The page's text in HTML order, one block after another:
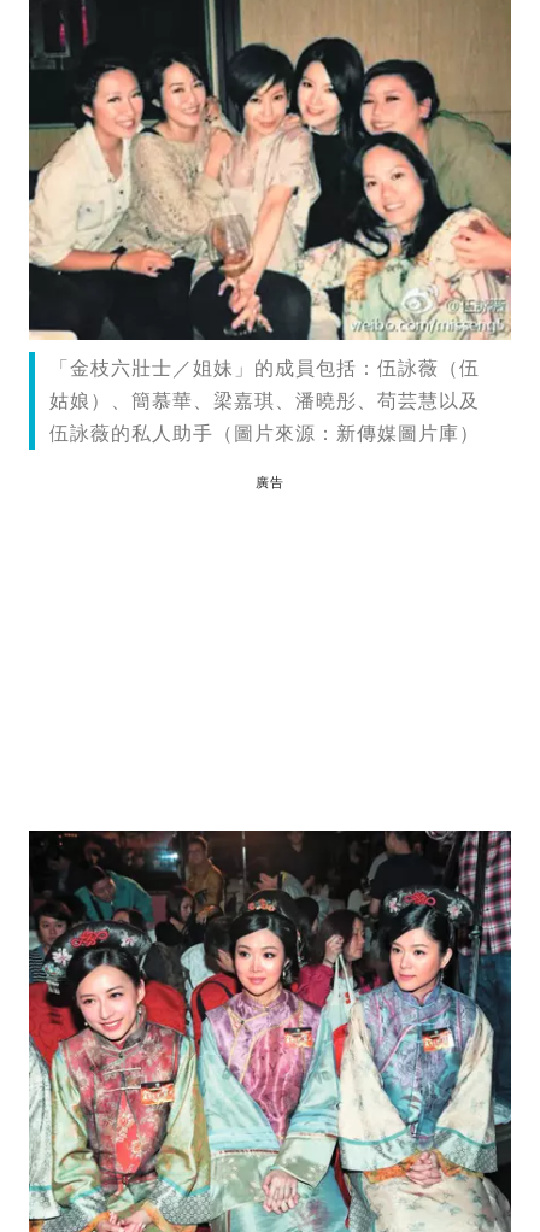
「金枝六壯士／姐妹」的成員包括：伍詠薇（伍
姑娘）、簡慕華、梁嘉琪、潘曉彤、苟芸慧以及
伍詠薇的私人助手（圖片來源：新傳媒圖片庫）
廣告